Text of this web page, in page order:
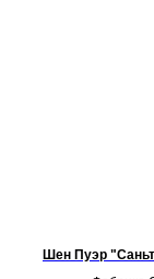
Шен Пуэр